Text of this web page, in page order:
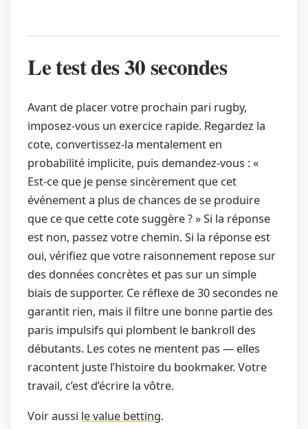
Le test des 30 secondes
Avant de placer votre prochain pari rugby,
imposez-vous un exercice rapide. Regardez la
cote, convertissez-la mentalement en
probabilité implicite, puis demandez-vous : «
Est-ce que je pense sincèrement que cet
événement a plus de chances de se produire
que ce que cette cote suggère ? » Si la réponse
est non, passez votre chemin. Si la réponse est
oui, vérifiez que votre raisonnement repose sur
des données concrètes et pas sur un simple
biais de supporter. Ce réflexe de 30 secondes ne
garantit rien, mais il filtre une bonne partie des
paris impulsifs qui plombent le bankroll des
débutants. Les cotes ne mentent pas — elles
racontent juste l’histoire du bookmaker. Votre
travail, c’est d’écrire la vôtre.
Voir aussi le value betting.